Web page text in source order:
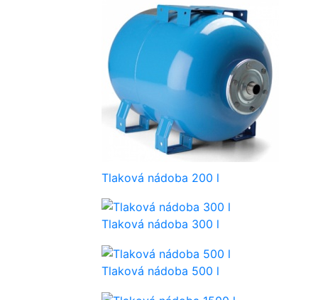
Tlaková nádoba 200 l
Tlaková nádoba 300 l
Tlaková nádoba 500 l